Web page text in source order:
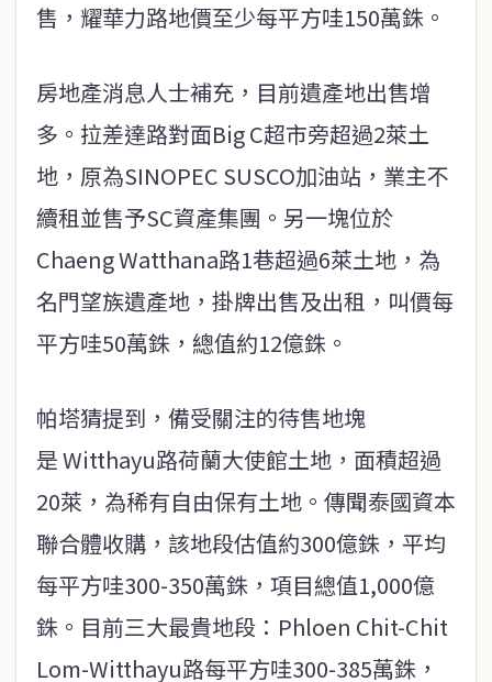
售，耀華力路地價至少每平方哇150萬銖。
房地產消息人士補充，目前遺產地出售增
多。拉差達路對面Big C超市旁超過2萊土
地，原為SINOPEC SUSCO加油站，業主不
續租並售予SC資產集團。另一塊位於
Chaeng Watthana路1巷超過6萊土地，為
名門望族遺產地，掛牌出售及出租，叫價每
平方哇50萬銖，總值約12億銖。
帕塔猜提到，備受關注的待售地塊
是 Witthayu路荷蘭大使館土地，面積超過
20萊，為稀有自由保有土地。傳聞泰國資本
聯合體收購，該地段估值約300億銖，平均
每平方哇300-350萬銖，項目總值1,000億
銖。目前三大最貴地段：Phloen Chit-Chit
Lom-Witthayu路每平方哇300-385萬銖，